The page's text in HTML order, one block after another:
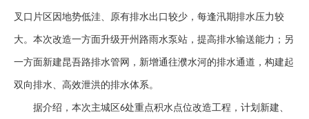
叉口片区因地势低洼、原有排水出口较少，每逢汛期排水压力较
大。本次改造一方面升级开州路雨水泵站，提高排水输送能力；另
一方面新建昆吾路排水管网，新增通往濮水河的排水通道，构建起
双向排水、高效泄洪的排水体系。
据介绍，本次主城区6处重点积水点位改造工程，计划新建、